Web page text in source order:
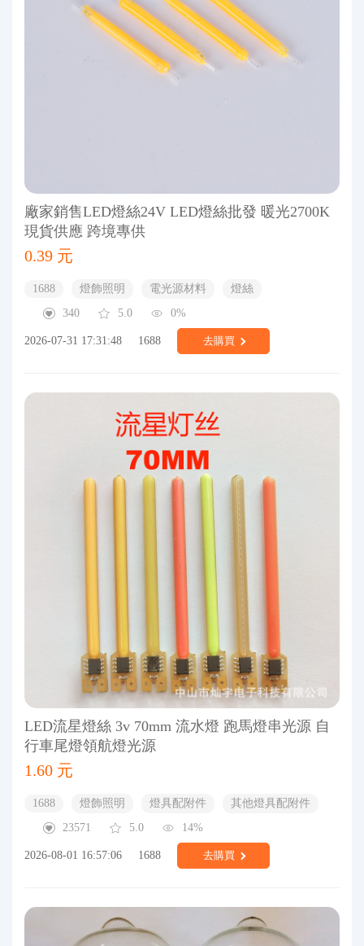
廠家銷售LED燈絲24V LED燈絲批發 暖光2700K
現貨供應 跨境專供
0.39 元
1688 燈飾照明 電光源材料
燈絲
340
5.0 0%
2026-07-31 17:31:48 1688 去購買
LED流星燈絲 3v 70mm 流水燈 跑馬燈串光源 自
行車尾燈領航燈光源
1.60 元
1688 燈飾照明 燈具配附件
其他燈具配附件
23571
5.0 14%
2026-08-01 16:57:06 1688 去購買